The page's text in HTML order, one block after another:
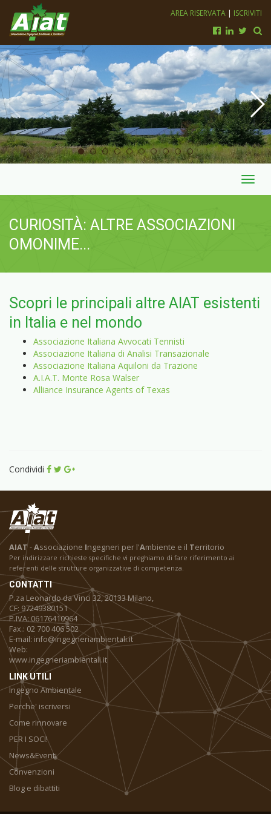
AREA RISERVATA | ISCRIVITI
CURIOSITÀ: ALTRE ASSOCIAZIONI
OMONIME...
Scopri le principali altre AIAT esistenti
in Italia e nel mondo
Associazione Italiana Avvocati Tennisti
Associazione Italiana di Analisi Transazionale
Associazione Italiana Aquiloni da Trazione
A.I.A.T. Monte Rosa Walser
Alliance Insurance Agents of Texas
Condividi
AIAT-Associazione Ingegneri per l'Ambiente e il Territorio
Per indirizzare richieste specifiche vi preghiamo di fare riferimento ai
referenti delle strutture organizzative di competenza.
CONTATTI
P.za Leonardo da Vinci 32, 20133 Milano,
CF: 97249380151
P.IVA: 06176410964
Fax.: 02 700 406 502
E-mail: info@ingegneriambientali.it
Web:
www.ingegneriambientali.it
LINK UTILI
Ingegno Ambientale
Perche' iscriversi
Come rinnovare
PER I SOCI!
News&Eventi
Convenzioni
Blog e dibattiti